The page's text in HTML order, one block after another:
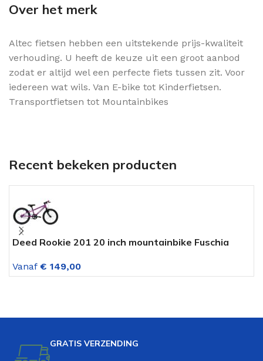
Over het merk
Altec fietsen hebben een uitstekende prijs-kwaliteit
verhouding. U heeft de keuze uit een groot aanbod
zodat er altijd wel een perfecte fiets tussen zit. Voor
iedereen wat wils. Van E-bike tot Kinderfietsen.
Transportfietsen tot Mountainbikes
Recent bekeken producten
Deed Rookie 201 20 inch mountainbike Fuschia
Vanaf € 149,00
GRATIS VERZENDING